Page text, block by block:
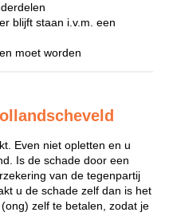
blijft staan i.v.m. een
moet worden
Even niet opletten en u
Is de schade door een
van de tegenpartij
u de schade zelf dan is het
zelf te betalen, zodat je